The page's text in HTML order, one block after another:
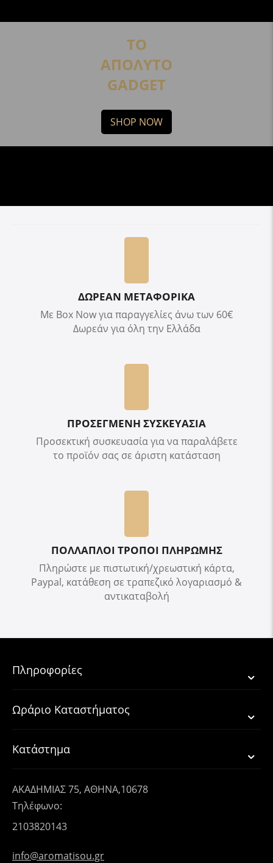
ΤΟ
ΑΠΟΛΥΤΟ
GADGET
SHOP NOW
ΔΩΡΕΑΝ ΜΕΤΑΦΟΡΙΚΑ
Με Box Now για παραγγελίες άνω των 60€
Δωρεάν για όλη την Ελλάδα
ΠΡΟΣΕΓΜΕΝΗ ΣΥΣΚΕΥΑΣΙΑ
Προσεκτική συσκευασία για να παραλάβετε
το προϊόν σας σε άριστη κατάσταση
ΠΟΛΛΑΠΛΟΙ ΤΡΟΠΟΙ ΠΛΗΡΩΜΗΣ
Πληρώστε με πιστωτική/χρεωστική κάρτα,
Paypal, κατάθεση σε τραπεζικό λογαριασμό &
αντικαταβολή
Πληροφορίες
Ωράριο Καταστήματος
Κατάστημα
ΑΚΑΔΗΜΙΑΣ 75, ΑΘΗΝΑ,10678
Τηλέφωνο:
2103820143
info@aromatisou.gr